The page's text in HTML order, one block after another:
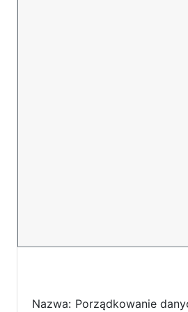
Nazwa: Porządkowanie